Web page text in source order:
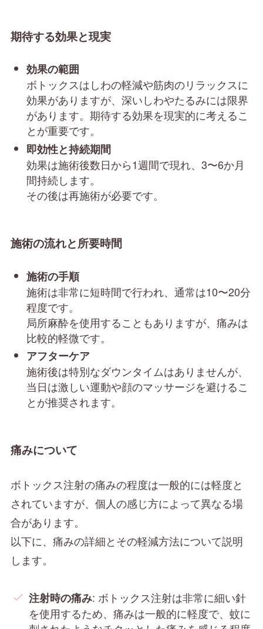
期待する効果と現実
効果の範囲
ボトックスはしわの軽減や筋肉のリラックスに
効果がありますが、深いしわやたるみには限界
があります。期待する効果を現実的に考えるこ
とが重要です。
即効性と持続期間
効果は施術後数日から1週間で現れ、3〜6か月
間持続します。
その後は再施術が必要です。
施術の流れと所要時間
施術の手順
施術は非常に短時間で行われ、通常は10〜20分
程度です。
局所麻酔を使用することもありますが、痛みは
比較的軽微です。
アフターケア
施術後は特別なダウンタイムはありませんが、
当日は激しい運動や顔のマッサージを避けるこ
とが推奨されます。
痛みについて
ボトックス注射の痛みの程度は一般的には軽度と
されていますが、個人の感じ方によって異なる場
合があります。
以下に、痛みの詳細とその軽減方法について説明
します。
注射時の痛み: ボトックス注射は非常に細い針
を使用するため、痛みは一般的に軽度で、蚊に